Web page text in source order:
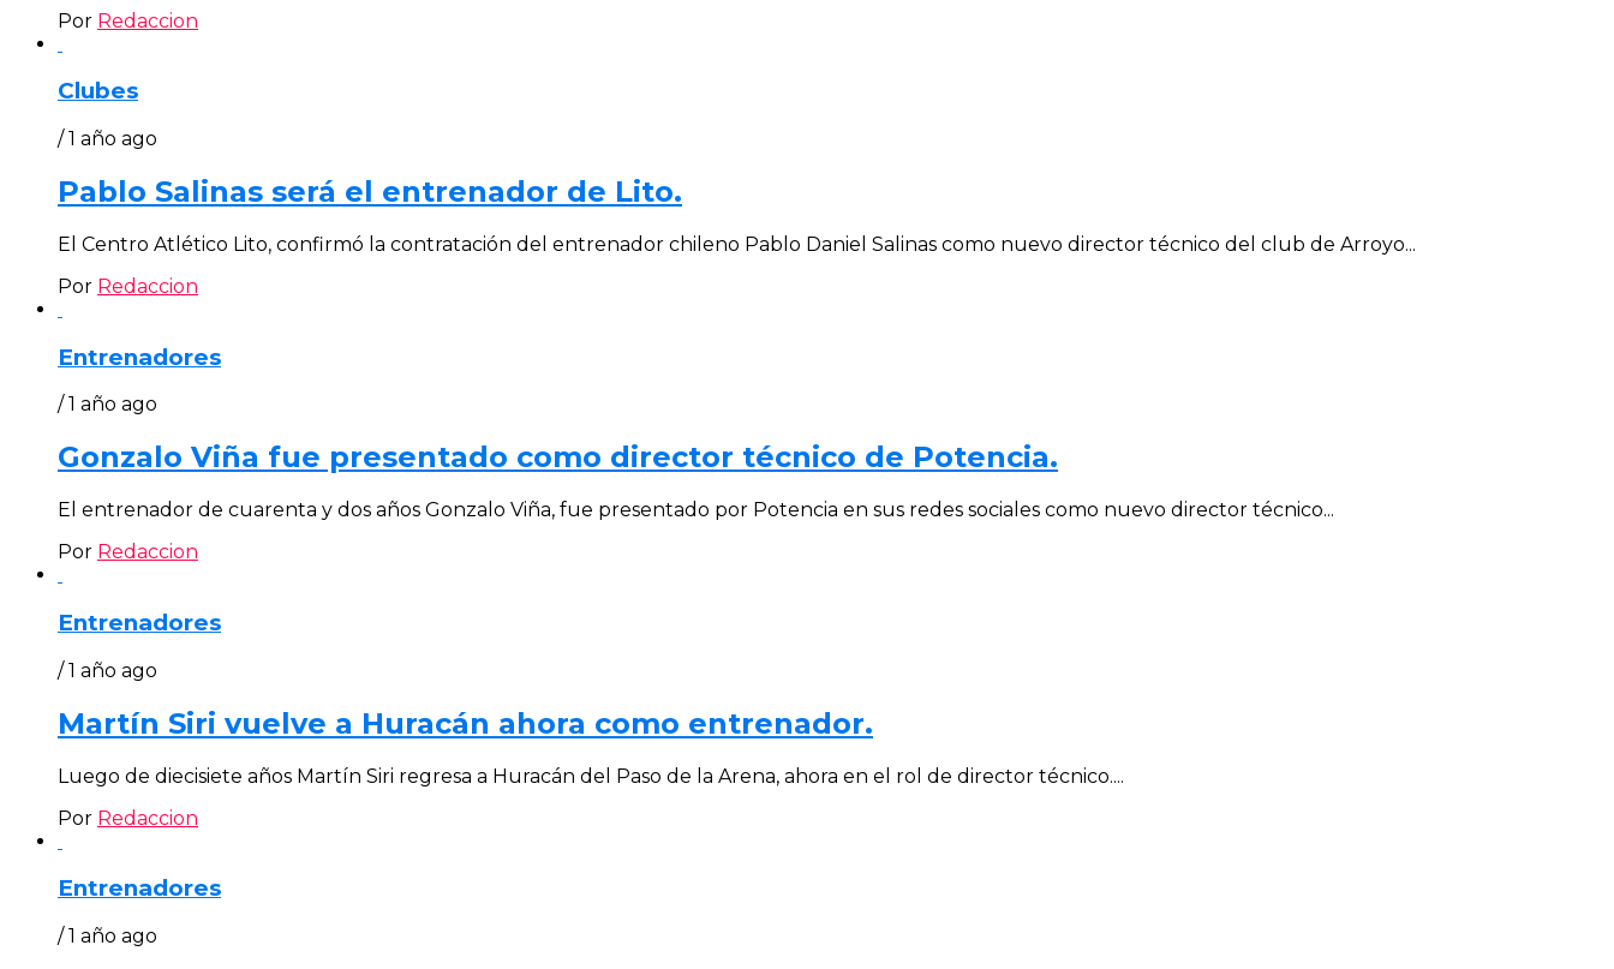
Por Redaccion
Clubes
/ 1 año ago
Pablo Salinas será el entrenador de Lito.
El Centro Atlético Lito, confirmó la contratación del entrenador chileno Pablo Daniel Salinas como nuevo director técnico del club de Arroyo...
Por Redaccion
Entrenadores
/ 1 año ago
Gonzalo Viña fue presentado como director técnico de Potencia.
El entrenador de cuarenta y dos años Gonzalo Viña, fue presentado por Potencia en sus redes sociales como nuevo director técnico...
Por Redaccion
Entrenadores
/ 1 año ago
Martín Siri vuelve a Huracán ahora como entrenador.
Luego de diecisiete años Martín Siri regresa a Huracán del Paso de la Arena, ahora en el rol de director técnico....
Por Redaccion
Entrenadores
/ 1 año ago